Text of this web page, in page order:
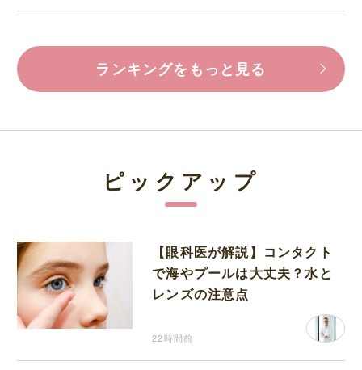
ランキングをもっと見る
ピックアップ
【眼科医が解説】コンタクト
で海やプールは大丈夫？水と
レンズの注意点
22時間前